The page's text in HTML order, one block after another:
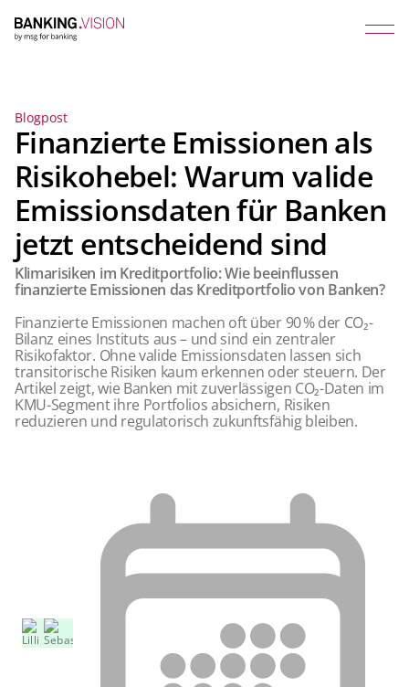
Blogpost
Finanzierte Emissionen als
Risikohebel: Warum valide
Emissionsdaten für Banken
jetzt entscheidend sind
Klimarisiken im Kreditportfolio: Wie beeinflussen
finanzierte Emissionen das Kreditportfolio von Banken?
Finanzierte Emissionen machen oft über 90 % der CO₂-
Bilanz eines Instituts aus – und sind ein zentraler
Risikofaktor. Ohne valide Emissionsdaten lassen sich
transitorische Risiken kaum erkennen oder steuern. Der
Artikel zeigt, wie Banken mit zuverlässigen CO₂-Daten im
KMU-Segment ihre Portfolios absichern, Risiken
reduzieren und regulatorisch zukunftsfähig bleiben.